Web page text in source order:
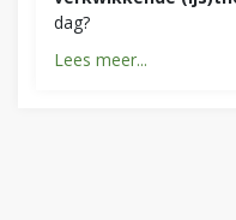
dag?
Lees meer...